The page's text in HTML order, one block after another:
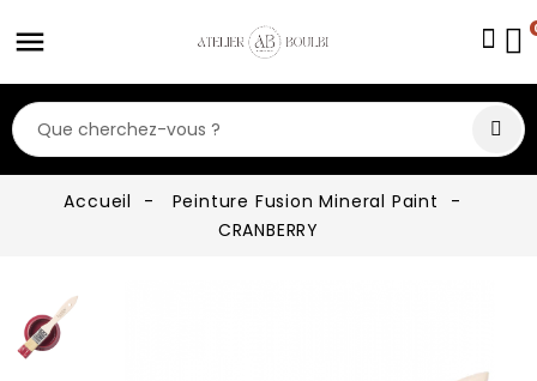
Accueil
Peinture Fusion Mineral Paint
CRANBERRY